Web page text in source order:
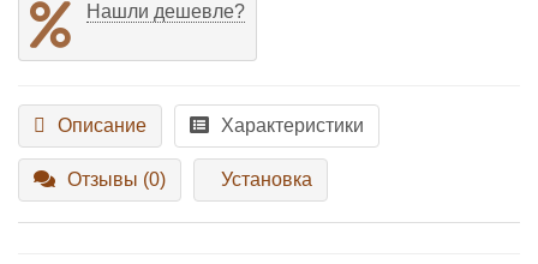
Нашли дешевле?
Описание Характеристики
Отзывы (0) Установка